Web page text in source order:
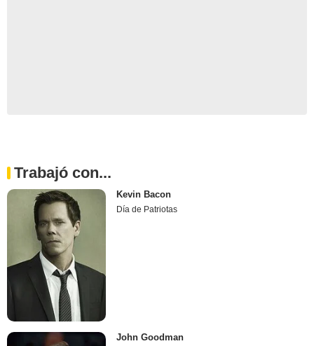
Trabajó con...
Kevin Bacon
Día de Patriotas
John Goodman